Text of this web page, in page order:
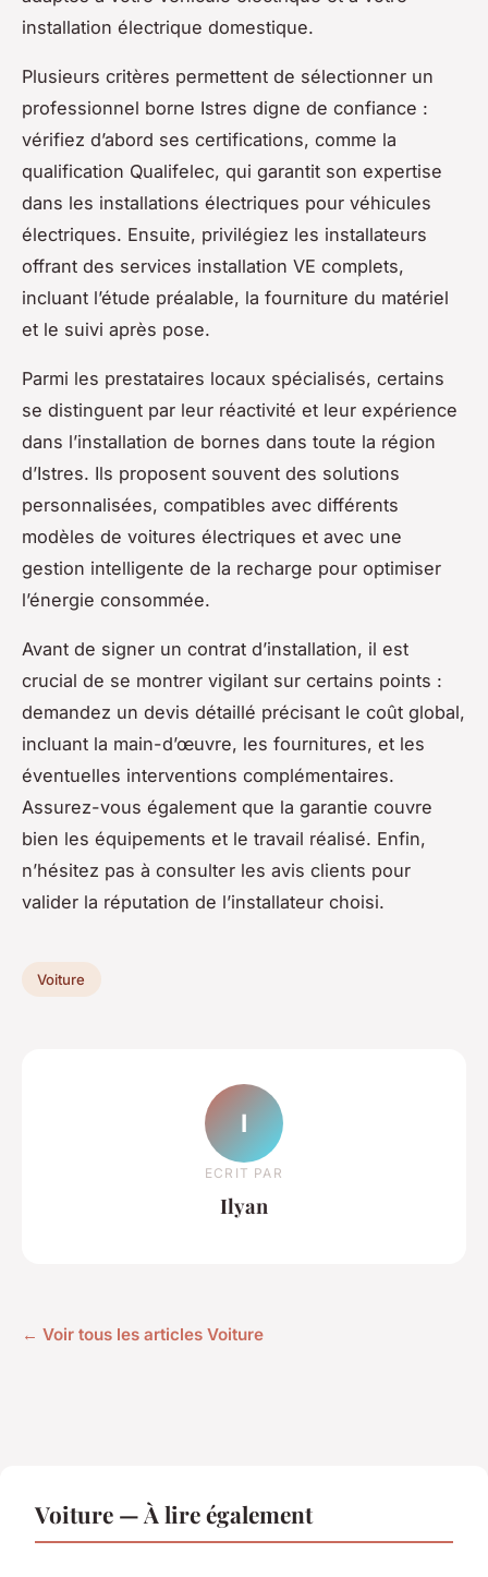
installation électrique domestique.
Plusieurs critères permettent de sélectionner un
professionnel borne Istres digne de confiance :
vérifiez d’abord ses certifications, comme la
qualification Qualifelec, qui garantit son expertise
dans les installations électriques pour véhicules
électriques. Ensuite, privilégiez les installateurs
offrant des services installation VE complets,
incluant l’étude préalable, la fourniture du matériel
et le suivi après pose.
Parmi les prestataires locaux spécialisés, certains
se distinguent par leur réactivité et leur expérience
dans l’installation de bornes dans toute la région
d’Istres. Ils proposent souvent des solutions
personnalisées, compatibles avec différents
modèles de voitures électriques et avec une
gestion intelligente de la recharge pour optimiser
l’énergie consommée.
Avant de signer un contrat d’installation, il est
crucial de se montrer vigilant sur certains points :
demandez un devis détaillé précisant le coût global,
incluant la main-d’œuvre, les fournitures, et les
éventuelles interventions complémentaires.
Assurez-vous également que la garantie couvre
bien les équipements et le travail réalisé. Enfin,
n’hésitez pas à consulter les avis clients pour
valider la réputation de l’installateur choisi.
Voiture
I
ECRIT PAR
Ilyan
← Voir tous les articles Voiture
Voiture — À lire également